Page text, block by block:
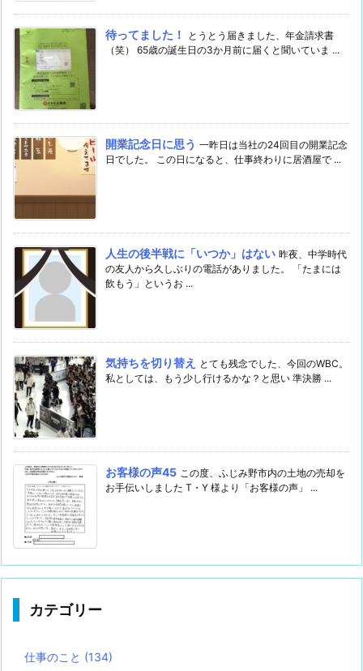
待ってました！
とうとう届きました、年金請求書
（笑） 65歳の誕生日の3か月前に届くと聞いていま ...
開業記念日に思う 一昨日は当社の24回目の開業記念
日でした。 この日になると、仕事終わりに居酒屋で ...
人生の後半戦に「いつか」はない 昨夜、中学時代
の友人から久しぶりの電話がありました。 「たまには
飲もう」というお ...
気持ちを切り替え
とても残念でした、今回のWBC。
私としては、もう少し行けるかな？と思い 準決勝 ...
お客様の声45 この度、ふじみ野市内の土地の売却を
お手伝いしました T・Y 様より「お客様の声」 ...
カテゴリー
仕事のこと (134)